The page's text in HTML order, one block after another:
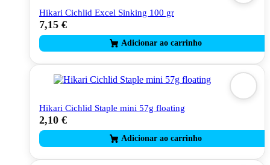
chosen
the
Hikari Cichlid Excel Sinking 100 gr
7,15 €
Hikari Cichlid Staple mini 57g floating
2,10 €